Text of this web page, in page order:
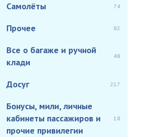
Самолёты 74
Прочее 82
Все о багаже и ручной
клади
48
Досуг 217
Бонусы, мили, личные
кабинеты пассажиров и
прочие привилегии
18